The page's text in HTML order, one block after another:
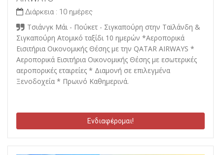
Διάρκεια : 10 ημέρες
Τσιάνγκ Μάι - Πούκετ - Σιγκαπούρη στην Ταϊλάνδη &
Σιγκαπούρη Ατομικό ταξίδι 10 ημερών *Αεροπορικά
Εισιτήρια Οικονομικής Θέσης με την QATAR AIRWAYS *
Αεροπορικά Εισιτήρια Οικονομικής Θέσης με εσωτερικές
αεροπορικές εταιρείες * Διαμονή σε επιλεγμένα
Ξενοδοχεία * Πρωινό Καθημερινά.
Ενδιαφέρομαι!